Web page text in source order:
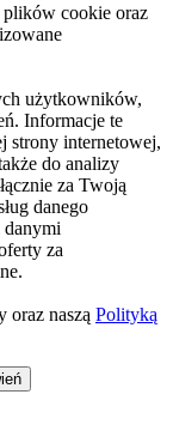
plików cookie oraz
użytkowników,
Informacje te
strony internetowej,
do analizy
za Twoją
danego
danymi
za
oraz naszą Polityką